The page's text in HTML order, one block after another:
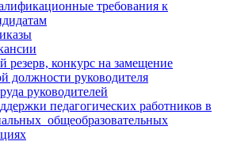
требования к
резерв, конкурс на замещение
должности руководителя
руководителей
педагогических работников в
общеобразовательных